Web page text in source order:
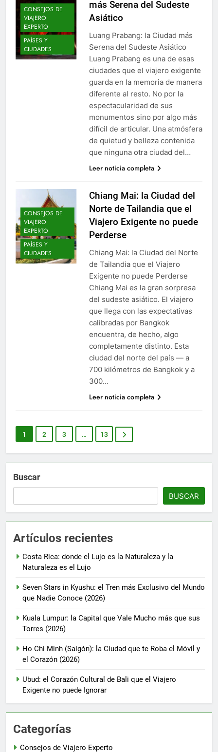
CONSEJOS DE
VIAJERO
EXPERTO
PAÍSES Y
CIUDADES
más Serena del Sudeste
Asiático
Luang Prabang: la Ciudad más
Serena del Sudeste Asiático
Luang Prabang es una de esas
ciudades que el viajero exigente
guarda en la memoria de manera
diferente al resto. No por la
espectacularidad de sus
monumentos sino por algo más
difícil de articular. Una atmósfera
de quietud y belleza contenida
que ninguna otra ciudad del…
Leer noticia completa
CONSEJOS DE
VIAJERO
EXPERTO
PAÍSES Y
CIUDADES
Chiang Mai: la Ciudad del
Norte de Tailandia que el
Viajero Exigente no puede
Perderse
Chiang Mai: la Ciudad del Norte
de Tailandia que el Viajero
Exigente no puede Perderse
Chiang Mai es la gran sorpresa
del sudeste asiático. El viajero
que llega con las expectativas
calibradas por Bangkok
encuentra, de hecho, algo
completamente distinto. Esta
ciudad del norte del país — a
700 kilómetros de Bangkok y a
300…
Leer noticia completa
1 2 3 … 13
Buscar
BUSCAR
Artículos recientes
Costa Rica: donde el Lujo es la Naturaleza y la
Naturaleza es el Lujo
Seven Stars in Kyushu: el Tren más Exclusivo del Mundo
que Nadie Conoce (2026)
Kuala Lumpur: la Capital que Vale Mucho más que sus
Torres (2026)
Ho Chi Minh (Saigón): la Ciudad que te Roba el Móvil y
el Corazón (2026)
Ubud: el Corazón Cultural de Bali que el Viajero
Exigente no puede Ignorar
Categorías
Consejos de Viajero Experto